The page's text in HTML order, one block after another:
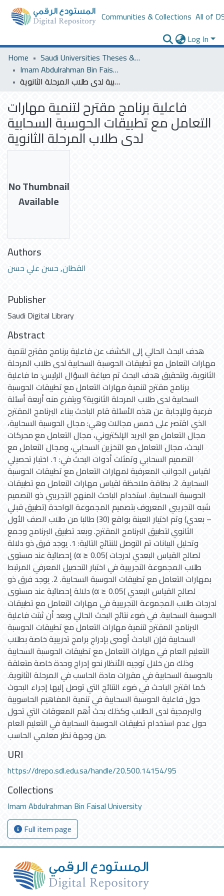
Communities & Collections All of
Log In
Home
Saudi Universities Theses & Dissertations
Imam Abdulrahman Bin Faisal University
فاعلية برنامج مقترح لتنمية مهارات التعامل مع تطبيقات الحوسبة السحابية لدى طلاب المرحلة الثانوية
فاعلية برنامج مقترح لتنمية مهارات
التعامل مع تطبيقات الحوسبة السحابية
لدى طلاب المرحلة الثانوية
No Thumbnail
Available
Authors
القطان, حسن علي حسن
Publisher
Saudi Digital Library
Abstract
هدف البحث الحالي إلى الكشف عن فاعلية برنامج مقترح لتنمية
مهارات التعامل مع تطبيقات الحوسبة السحابية لدى طلاب المرحلة
الثانوية، ولتحقيق هدف البحث تم صياغة السؤال الرئيس: ما فاعلية
برنامج مقترح لتنمية مهارات التعامل مع تطبيقات الحوسبة
السحابية لدى طلاب المرحلة الثانوية؟ ويتفرع منه أربعة أسئلة
فرعية وللإجابة عن هذه الأسئلة قام الباحث ببناء البرنامج المقترح
الذي اقتصر على خمس مجالات وهي: مجال الحوسبة السحابية،
مجال التعامل مع البريد الإلكتروني، مجال التعامل مع محركات
البحث، مجال التعامل مع التخزين السحابي، ومجال التعامل مع
التصميم السحابي وتمثلت أدوات البحث في: 1. اختبار تحصيلي
لقياس الجوانب المعرفية لمهارات التعامل مع تطبيقات الحوسبة
السحابية. 2. بطاقة ملاحظة لقياس مهارات التعامل مع تطبيقات
الحوسبة السحابية. استخدام الباحث المنهج التجريبي ذو التصميم
شبه التجريبي المعروف بتصميم المجموعة الواحدة (تطبيق قبلي
– بعدي) وتم اختيار العينة بواقع (30) طالبا من طلاب الصف الأول
الثانوي لتطبيق البرنامج المقترح. وبعد تطبيق البرنامج وجمع
وتحليل البيانات تم التوصل للنتائج التالية: 1. يوجد فرق ذو دلالة
إحصائية عند مستوى (α ≥ 0.05( لصالح القياس البعدي لدرجات
طلاب المجموعة التجريبية في اختبار التحصيل المعرفي المرتبط
بمهارات التعامل مع تطبيقات الحوسبة السحابية. 2. يوجد فرق ذو
دلالة إحصائية عند مستوى (α ≥ 0.05( لصالح القياس البعدي
لدرجات طلاب المجموعة التجريبية في مهارات التعامل مع تطبيقات
الحوسبة السحابية. في ضوء نتائج البحث الحالي وبعد أن ثبتت فاعلية
البرنامج المقترح لتنمية مهارات التعامل مع تطبيقات الحوسبة
السحابية فإن الباحث أوصى بإدراج برامج تدريبية خاصة بطلاب
التعليم العام في مهارات التعامل مع تطبيقات الحوسبة السحابية
وذلك من خلال توجيه الأنظار نحو إدراج وحدة خاصة متعلقة
بالحوسبة السحابية في مقررات مادة الحاسب في المرحلة الثانوية.
كما اقترح الباحث في ضوء النتائج التي توصل إليها إجراء البحوث
حول فاعلية الحوسبة السحابية في تنمية المفاهيم الحاسوبية
والبرمجية لدى الطلاب وكذلك بحث أهم المعوقات التي تحول
حول عدم استخدام تطبيقات الحوسبة السحابية في التعليم العام
من وجهة نظر معلمي الحاسب.
URI
https://drepo.sdl.edu.sa/handle/20.500.14154/95
Collections
Imam Abdulrahman Bin Faisal University
Full item page